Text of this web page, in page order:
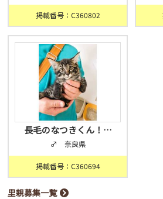
掲載番号：C360802
長毛のなつきくん！…
♂ 奈良県
掲載番号：C360694
里親募集一覧